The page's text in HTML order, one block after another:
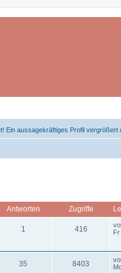
Ein aussagekräftiges Profil vergrößert
Antworten Zugriffe
1
t
416Z
g
L
e
t
e
r
Fr
35 8403
L
e